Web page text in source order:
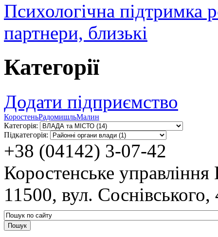
Психологічна підтримка
партнери, близькі
Категорії
Додати підприємство
КоростеньРадомишльМалин
Категорія:
Підкатегорія:
+38 (04142) 3-07-42
Коростенське
11500, вул. Соснівського,